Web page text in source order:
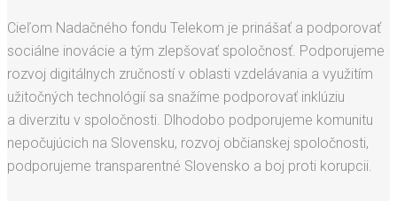
Cieľom Nadačného fondu Telekom je prinášať a podporovať
sociálne inovácie a tým zlepšovať spoločnosť. Podporujeme
rozvoj digitálnych zručností v oblasti vzdelávania a využitím
užitočných technológií sa snažíme podporovať inklúziu
a diverzitu v spoločnosti. Dlhodobo podporujeme komunitu
nepočujúcich na Slovensku, rozvoj občianskej spoločnosti,
podporujeme transparentné Slovensko a boj proti korupcii.